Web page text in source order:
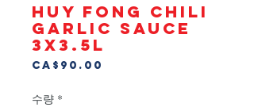
HUY FONG CHILI
GARLIC SAUCE
3x3.5L
CA$90.00
수량 *